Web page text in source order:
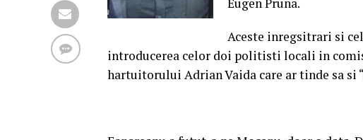
Aceste inregsitrari si
introducerea celor doi politisti locali in
hartuitorului Adrian Vaida care ar tinde sa si